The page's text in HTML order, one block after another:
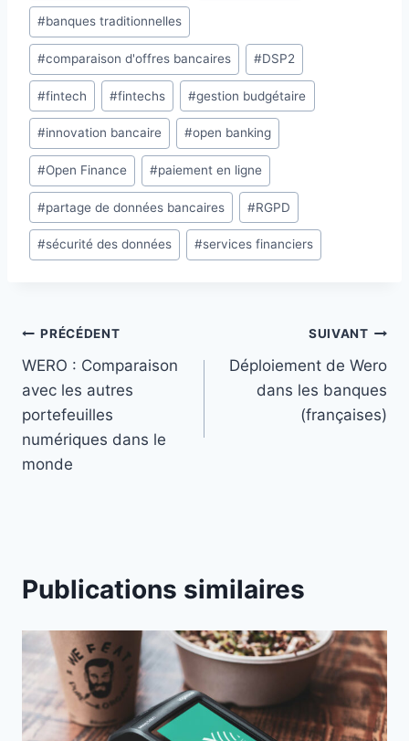
publication :
#banques traditionnelles
#comparaison d'offres bancaires #DSP2
#fintech #fintechs #gestion budgétaire
#innovation bancaire #open banking
#Open Finance #paiement en ligne
#partage de données bancaires #RGPD
#sécurité des données #services financiers
Navigation
de
l’article
PRÉCÉDENT
WERO : Comparaison
avec les autres
portefeuilles
numériques dans le
monde
SUIVANT
Déploiement de Wero
dans les banques
(françaises)
Publications similaires